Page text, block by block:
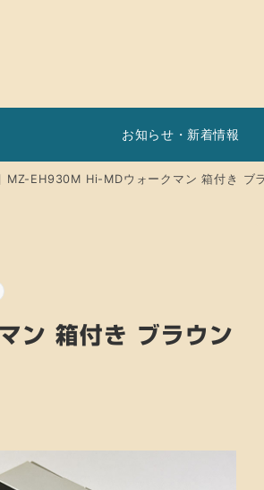
お知らせ・新着情報
MZ-EH930M Hi-MDウォークマン 箱付き ブ
箱付き ブラウン